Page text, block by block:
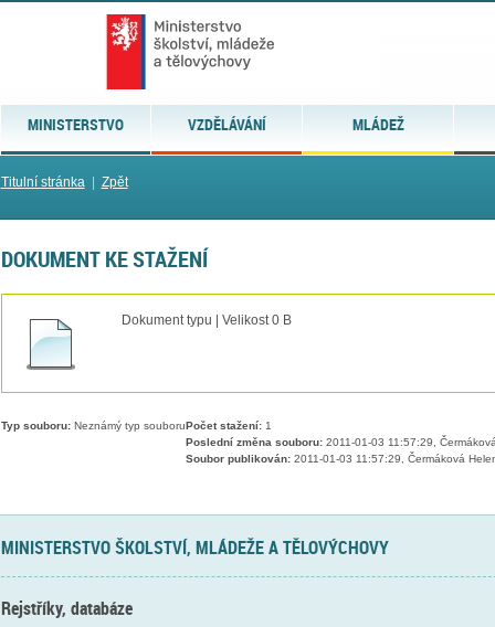
MINISTERSTVO VZDĚLÁVÁNÍ MLÁDEŽ
Titulní stránka| Zpět
DOKUMENT KE STAŽENÍ
Dokument typu | Velikost 0 B
Typ souboru:Neznámý typ souboru Počet stažení:1
Poslední změna souboru:2011-01-03 11:57:29,
Soubor publikován:2011-01-03 11:57:29, Čermáková
MINISTERSTVO ŠKOLSTVÍ, MLÁDEŽE A TĚLOVÝCHOVY
Rejstříky, databáze